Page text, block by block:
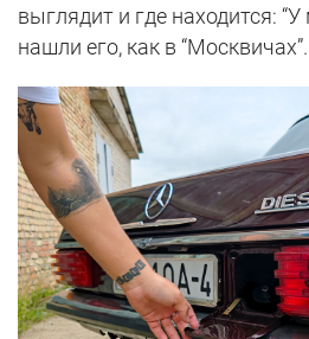
выглядит и где находится:
нашли его, как в “Москвичах”.